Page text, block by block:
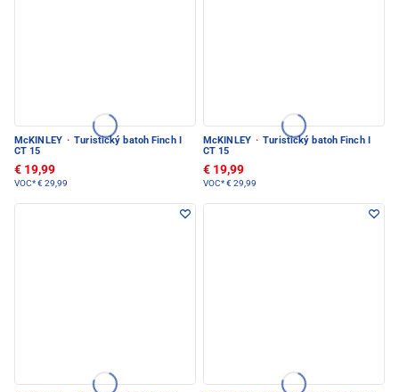
McKINLEY · Turistický batoh Finch I
CT 15
€ 19,99
VOC*€ 29,99
McKINLEY · Turistický batoh Finch I
CT 15
€ 19,99
VOC*€ 29,99